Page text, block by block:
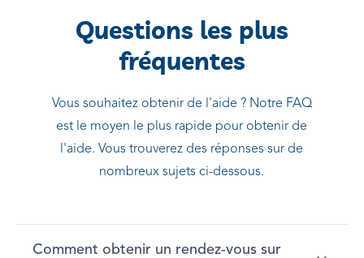
Questions les plus
fréquentes
Vous souhaitez obtenir de l'aide ? Notre FAQ
est le moyen le plus rapide pour obtenir de
l'aide. Vous trouverez des réponses sur de
nombreux sujets ci-dessous.
Comment obtenir un rendez-vous sur